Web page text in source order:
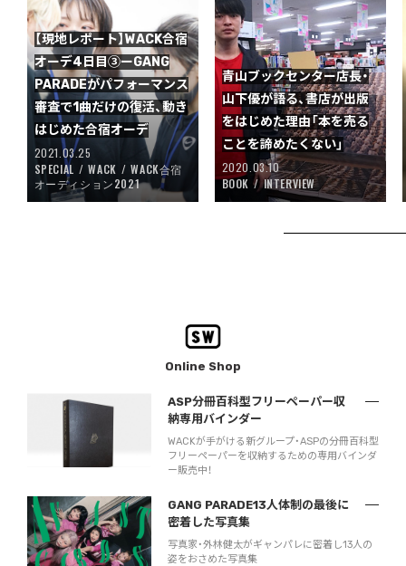
【現地レポート】WACK合宿
オーデ4日目③ーGANG
PARADEがパフォーマンス
審査で1曲だけの復活、動き
はじめた合宿オーデ
2021.03.25
SPECIAL
WACK
WACK合宿
オーディション2021
青山ブックセンター店長・
山下優が語る、書店が出版
をはじめた理由「本を売る
ことを諦めたくない」
2020.03.10
BOOK
INTERVIEW
Online Shop
ASP分冊百科型フリーペーパー収
納専用バインダー
WACKが手がける新グループ・ASPの分冊百科型
フリーペーパーを収納するための専用バインダ
ー販売中！
GANG PARADE13人体制の最後に
密着した写真集
写真家・外林健太がギャンパレに密着し13人の
姿をおさめた写真集